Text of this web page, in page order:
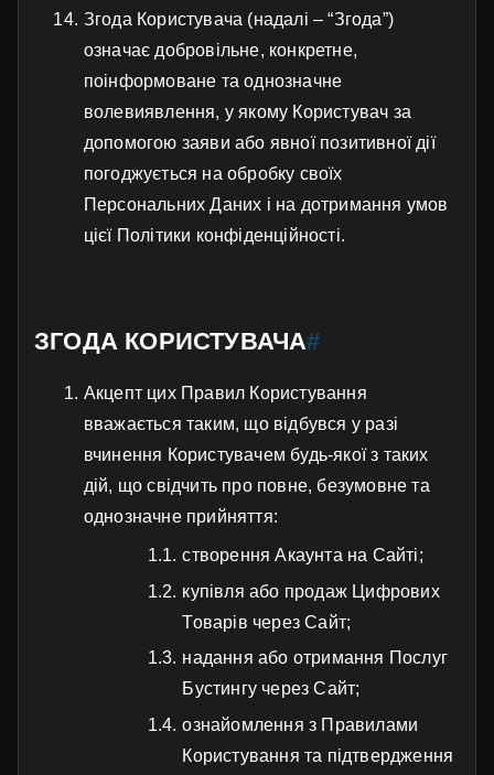
Згода Користувача (надалі – “Згода”)
означає добровільне, конкретне,
поінформоване та однозначне
волевиявлення, у якому Користувач за
допомогою заяви або явної позитивної дії
погоджується на обробку своїх
Персональних Даних і на дотримання умов
цієї Політики конфіденційності.
ЗГОДА КОРИСТУВАЧА#
Акцепт цих Правил Користування
вважається таким, що відбувся у разі
вчинення Користувачем будь-якої з таких
дій, що свідчить про повне, безумовне та
однозначне прийняття:
створення Акаунта на Сайті;
купівля або продаж Цифрових
Товарів через Сайт;
надання або отримання Послуг
Бустингу через Сайт;
ознайомлення з Правилами
Користування та підтвердження